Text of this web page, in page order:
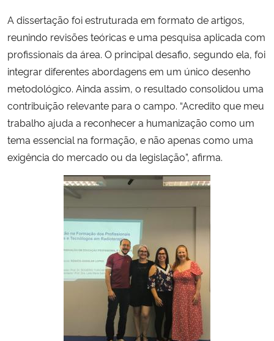
A dissertação foi estruturada em formato de artigos,
reunindo revisões teóricas e uma pesquisa aplicada com
profissionais da área. O principal desafio, segundo ela, foi
integrar diferentes abordagens em um único desenho
metodológico. Ainda assim, o resultado consolidou uma
contribuição relevante para o campo. “Acredito que meu
trabalho ajuda a reconhecer a humanização como um
tema essencial na formação, e não apenas como uma
exigência do mercado ou da legislação”, afirma.